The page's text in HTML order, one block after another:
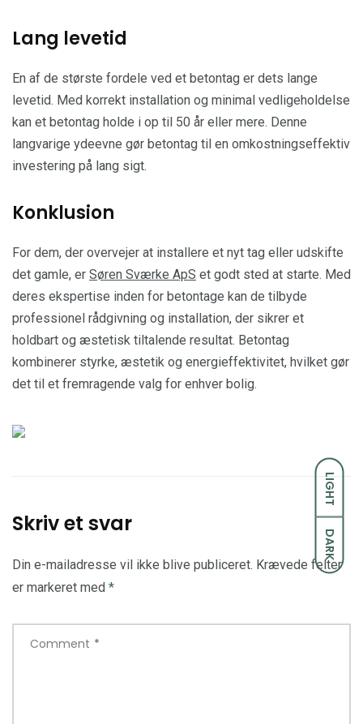
LIGHT
DARK
Lang levetid
En af de største fordele ved et betontag er dets lange
levetid. Med korrekt installation og minimal vedligeholdelse
kan et betontag holde i op til 50 år eller mere. Denne
langvarige ydeevne gør betontag til en omkostningseffektiv
investering på lang sigt.
Konklusion
For dem, der overvejer at installere et nyt tag eller udskifte
det gamle, er Søren Sværke ApS et godt sted at starte. Med
deres ekspertise inden for betontage kan de tilbyde
professionel rådgivning og installation, der sikrer et
holdbart og æstetisk tiltalende resultat. Betontag
kombinerer styrke, æstetik og energieffektivitet, hvilket gør
det til et fremragende valg for enhver bolig.
Skriv et svar
Din e-mailadresse vil ikke blive publiceret. Krævede felter
er markeret med *
Comment *